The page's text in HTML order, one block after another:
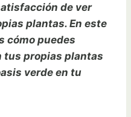
de ver
plantas. En este
cómo puedes
tus propias plantas
verde en tu